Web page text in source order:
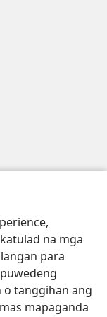
na mga
para
tanggihan ang
mapaganda